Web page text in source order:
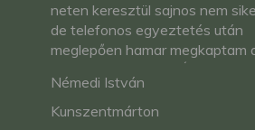
neten keresztül sajnos nem
de telefonos egyeztetés után
meglepően hamar megkaptam
vagyok elégedve Önökkel!!
téren!! Utólag is köszönöm a
Némedi István
Kunszentmárton